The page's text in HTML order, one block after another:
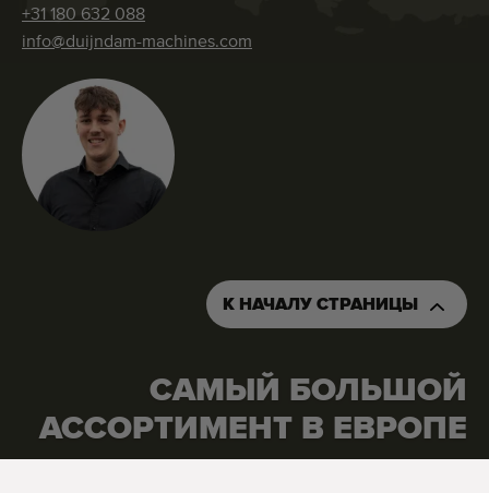
ПОДАТЬ ЗАЯВКУ НА ТОРГОВОЕ ПРЕДЛОЖЕНИЕ ЗАКАЗАТЬ ЭТУ
+31 180 632 088
info@duijndam-machines.com
К НАЧАЛУ СТРАНИЦЫ
САМЫЙ БОЛЬШОЙ
АССОРТИМЕНТ В ЕВРОПЕ